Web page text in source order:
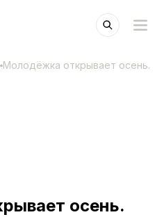
Молодёжка открывает осень.
осень.